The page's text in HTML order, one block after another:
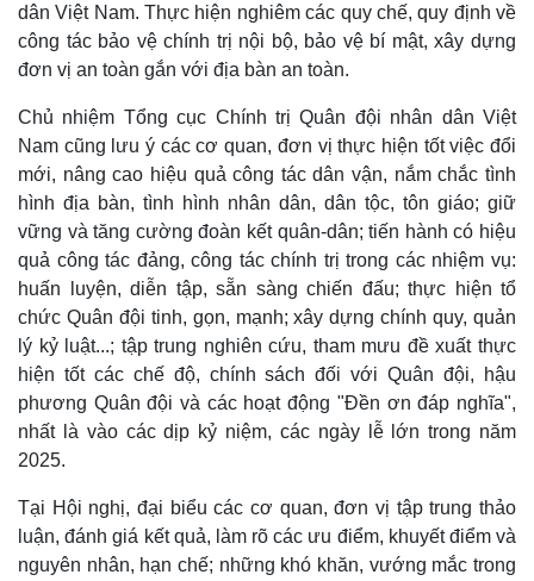
dân Việt Nam. Thực hiện nghiêm các quy chế, quy định về
công tác bảo vệ chính trị nội bộ, bảo vệ bí mật, xây dựng
đơn vị an toàn gắn với địa bàn an toàn.
Chủ nhiệm Tổng cục Chính trị Quân đội nhân dân Việt
Nam cũng lưu ý các cơ quan, đơn vị thực hiện tốt việc đổi
mới, nâng cao hiệu quả công tác dân vận, nắm chắc tình
hình địa bàn, tình hình nhân dân, dân tộc, tôn giáo; giữ
vững và tăng cường đoàn kết quân-dân; tiến hành có hiệu
quả công tác đảng, công tác chính trị trong các nhiệm vụ:
huấn luyện, diễn tập, sẵn sàng chiến đấu; thực hiện tổ
chức Quân đội tinh, gọn, mạnh; xây dựng chính quy, quản
lý kỷ luật...; tập trung nghiên cứu, tham mưu đề xuất thực
hiện tốt các chế độ, chính sách đối với Quân đội, hậu
phương Quân đội và các hoạt động "Đền ơn đáp nghĩa",
nhất là vào các dịp kỷ niệm, các ngày lễ lớn trong năm
2025.
Tại Hội nghị, đại biểu các cơ quan, đơn vị tập trung thảo
luận, đánh giá kết quả, làm rõ các ưu điểm, khuyết điểm và
nguyên nhân, hạn chế; những khó khăn, vướng mắc trong